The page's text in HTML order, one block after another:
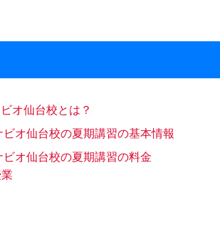
オ仙台校とは？
オ仙台校の夏期講習の基本情報
オ仙台校の夏期講習の料金